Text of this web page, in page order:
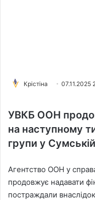
Крістіна 07.11.2025
УВКБ ООН
на наступному
групи у
Агентство ООН у
продовжує надавати
постраждали